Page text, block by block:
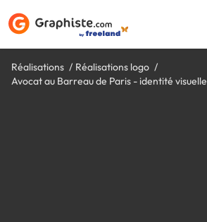
Réalisations
Réalisations logo
Avocat au Barreau de Paris - identité visuelle